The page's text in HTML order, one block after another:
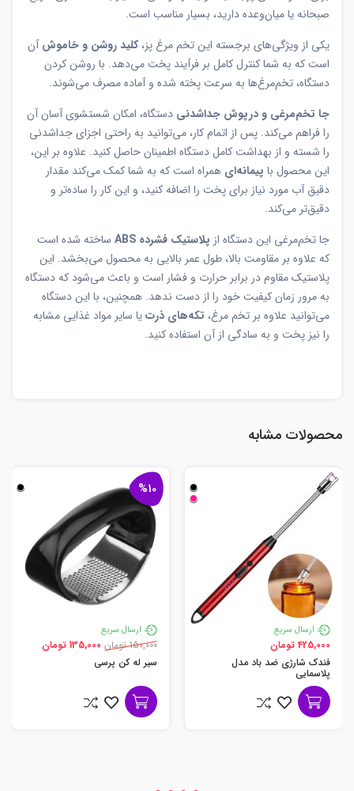
صبحانه یا میان‌وعده دارید، بسیار مناسب است.
یکی از ویژگی‌های برجسته این تخم مرغ‌ پز،کلید روشن و خاموشآن
است که به شما کنترل کامل بر فرآیند پخت می‌دهد. با روشن کردن
دستگاه، تخم‌مرغ‌ها به سرعت پخته شده و آماده مصرف می‌شوند.
جا تخم‌مرغی و درپوش جداشدنی دستگاه، امکان شستشوی آسان آن
را فراهم می‌کند. پس از اتمام کار، می‌توانید به راحتی اجزای جداشدنی
را شسته و از بهداشت کامل دستگاه اطمینان حاصل کنید. علاوه بر این،
این محصول با پیمانه‌ای همراه است که به شما کمک می‌کند مقدار
دقیق آب مورد نیاز برای پخت را اضافه کنید، و این کار را ساده‌تر و
دقیق‌تر می‌کند.
جا تخم‌مرغی این دستگاه از پلاستیک فشرده ABS
ساخته شده است
که علاوه بر مقاومت بالا، طول عمر بالایی به محصول می‌بخشد. این
پلاستیک مقاوم در برابر حرارت و فشار است و باعث می‌شود که دستگاه
به مرور زمان کیفیت خود را از دست ندهد. همچنین، با این دستگاه
می‌توانید علاوه بر تخم مرغ، تکه‌های ذرتیا سایر مواد غذایی مشابه
را نیز پخت و به سادگی از آن استفاده کنید.
محصولات مشابه
ارسال سریع
425,000 تومان
فندک شارژی ضد باد مدل
پلاسمایی
%10
ارسال سریع
150,000 تومان
135,000 تومان
سیر له کن پرسی